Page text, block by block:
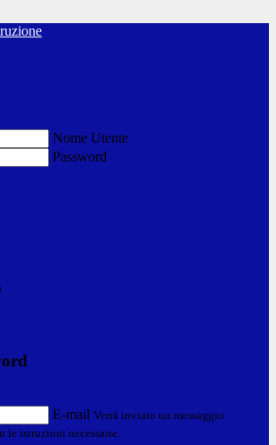
Nome Utente
Password
E-mail Verrà inviato un messaggio
istruzioni necessarie.